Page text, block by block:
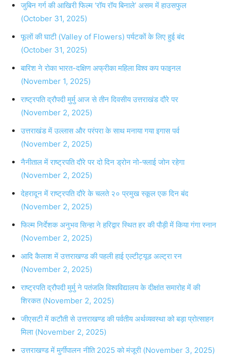
जुबिन गर्ग की आखिरी फिल्म ‘रॉय रॉय बिनाले’ असम में हाउसफुल
(October 31, 2025)
फूलों की घाटी (Valley of Flowers) पर्यटकों के लिए हुई बंद
(October 31, 2025)
बारिश ने रोका भारत-दक्षिण अफ्रीका महिला विश्व कप फाइनल
(November 1, 2025)
राष्ट्रपति द्रौपदी मुर्मु आज से तीन दिवसीय उत्तराखंड दौरे पर
(November 2, 2025)
उत्तराखंड में उल्लास और परंपरा के साथ मनाया गया इगास पर्व
(November 2, 2025)
नैनीताल में राष्ट्रपति दौरे पर दो दिन ड्रोन नो-फ्लाई जोन रहेगा
(November 2, 2025)
देहरादून में राष्ट्रपति दौरे के चलते २० प्रमुख स्कूल एक दिन बंद
(November 2, 2025)
फिल्म निर्देशक अनुभव सिन्हा ने हरिद्वार स्थित हर की पौड़ी में किया गंगा स्नान
(November 2, 2025)
आदि कैलाश में उत्तराखण्ड की पहली हाई एल्टीट्यूड अल्ट्रा रन
(November 2, 2025)
राष्ट्रपति द्रौपदी मुर्मु ने पतंजलि विश्वविद्यालय के दीक्षांत समारोह में की
शिरकत (November 2, 2025)
जीएसटी में कटौती से उत्तराखण्ड की पर्वतीय अर्थव्यवस्था को बड़ा प्रोत्साहन
मिला (November 2, 2025)
उत्तराखण्ड में मुर्गीपालन नीति 2025 को मंजूरी (November 3, 2025)